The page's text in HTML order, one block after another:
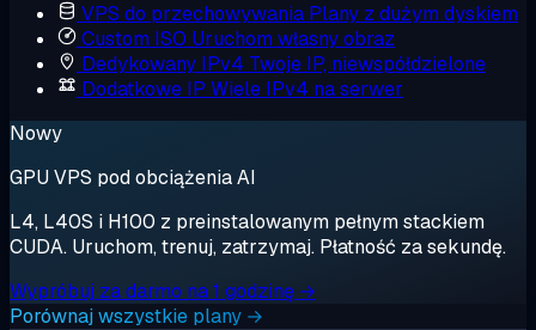
VPS do przechowywania Plany z dużym dyskiem
Custom ISO Uruchom własny obraz
Dedykowany IPv4 Twoje IP, niewspółdzielone
Dodatkowe IP Wiele IPv4 na serwer
Nowy
GPU VPS pod obciążenia AI
L4, L40S i H100 z preinstalowanym pełnym stackiem
CUDA. Uruchom, trenuj, zatrzymaj. Płatność za sekundę.
Wypróbuj za darmo na 1 godzinę →
Porównaj wszystkie plany →